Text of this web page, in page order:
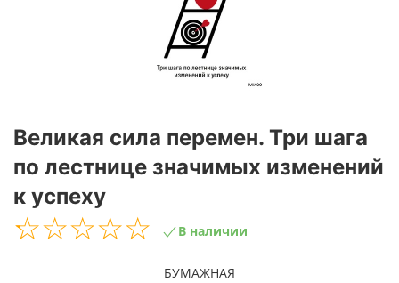
Великая сила перемен. Три шага
по лестнице значимых изменений
к успеху
☆☆☆☆☆
★★★★★ В наличии
БУМАЖНАЯ